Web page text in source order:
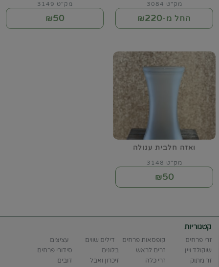
מק"ט 3084
החל מ-₪220
מק"ט 3149
₪50
ואזה חלבית עגולה
מק"ט 3148
₪50
קטגוריות
זרי פרחים קופסאות פרחים דילים שווים
עציצים
שוקולד ויין
זרים לראש בלונים
סידורי פרחים
זר מתוק
זרי כלה זיכרון ואבל דובים